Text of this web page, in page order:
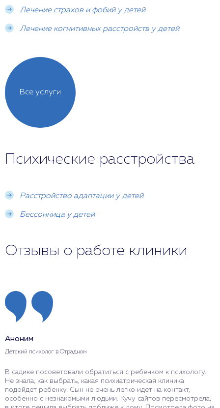
Лечение страхов и фобий у детей
Лечение когнитивных расстройств у детей
Все услуги
Психические расстройства
Расстройство адаптации у детей
Бессонница у детей
Отзывы о работе клиники
Аноним
Детский психолог в Отрадном
В садике посоветовали обратиться с ребенком к психологу.
Не знала, как выбрать, какая психиатрическая клиника
подойдет ребенку. Сын не очень легко идет на контакт,
особенно с незнакомыми людьми. Кучу сайтов пересмотрела,